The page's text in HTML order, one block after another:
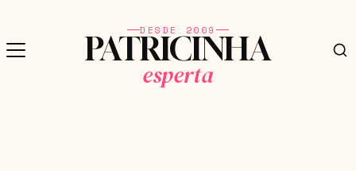
DESDE 2009
PATRICINHA
esperta